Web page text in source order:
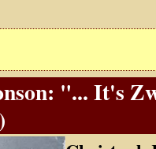
"... It's